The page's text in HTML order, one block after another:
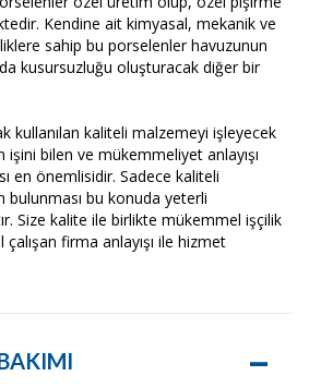
Kendine ait kimyasal, mekanik ve
sahip bu porselenler havuzunun
kusursuzluğu oluşturacak diğer bir
kullanılan kaliteli malzemeyi işleyecek
işini bilen ve mükemmeliyet anlayışı
en önemlisidir. Sadece kaliteli
bulunması bu konuda yeterli
Size kalite ile birlikte mükemmel işçilik
firma anlayışı ile hizmet
–